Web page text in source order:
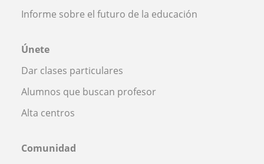
Informe sobre el futuro de la educación
Únete
Dar clases particulares
Alumnos que buscan profesor
Alta centros
Comunidad